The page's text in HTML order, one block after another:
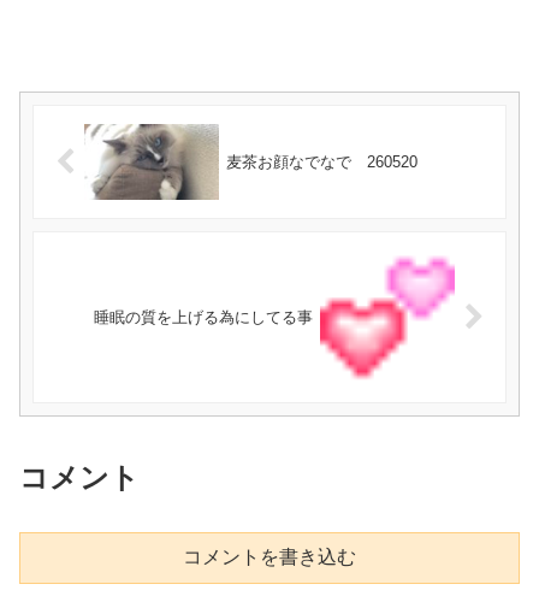
麦茶お顔なでなで 260520
睡眠の質を上げる為にしてる事
コメント
コメントを書き込む